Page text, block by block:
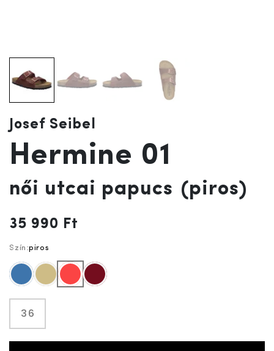
Josef Seibel
Hermine 01
női utcai papucs (piros)
35 990 Ft
Szín:piros
kék drapppiros bordó
36